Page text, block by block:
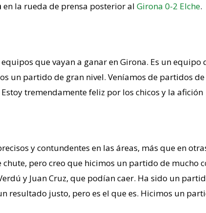
en la rueda de prensa posterior al Girona 0-2 Elche.
que vayan a ganar en Girona. Es un equipo
un partido de gran nivel. Veníamos de partidos
tremendamente feliz por los chicos y la afición
y contundentes en las áreas, más que en
chute, pero creo que hicimos un partido de mucho
y Juan Cruz, que podían caer. Ha sido un
resultado justo, pero es el que es. Hicimos un